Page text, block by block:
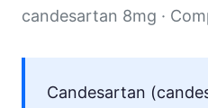
candesartan 8mg ·
Candesartan